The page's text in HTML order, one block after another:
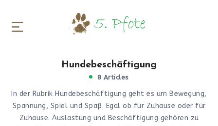
Hundebeschäftigung
8 Articles
In der Rubrik Hundebeschäftigung geht es um Bewegung,
Spannung, Spiel und Spaß. Egal ob für Zuhause oder für
Zuhause. Auslastung und Beschäftigung gehören zu